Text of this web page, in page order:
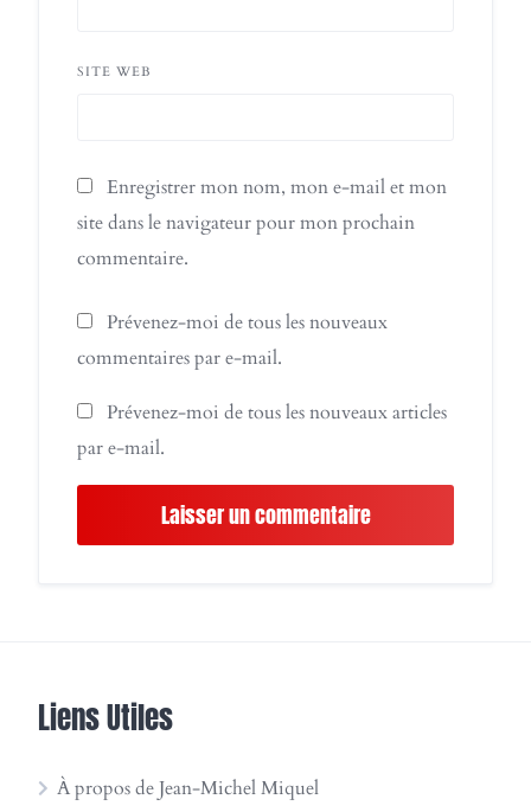
SITE WEB
Enregistrer mon nom, mon e-mail et mon
site dans le navigateur pour mon prochain
commentaire.
Prévenez-moi de tous les nouveaux
commentaires par e-mail.
Prévenez-moi de tous les nouveaux articles
par e-mail.
Liens Utiles
À propos de Jean-Michel Miquel